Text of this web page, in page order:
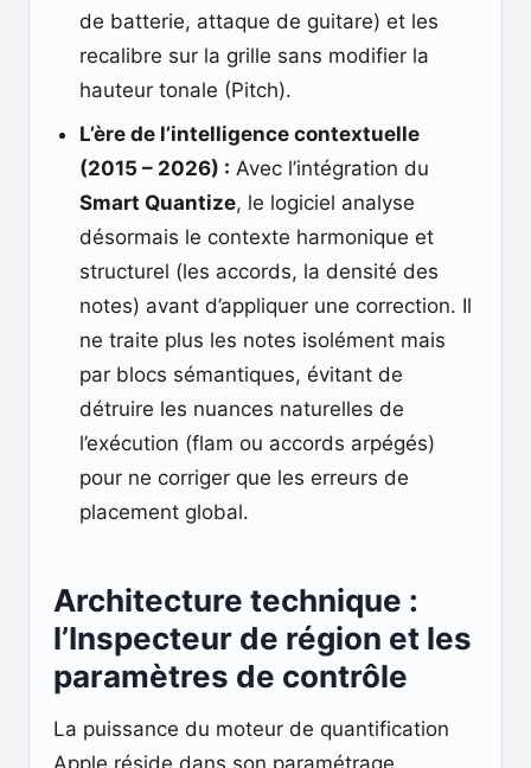
de batterie, attaque de guitare) et les
recalibre sur la grille sans modifier la
hauteur tonale (Pitch).
L’ère de l’intelligence contextuelle
(2015 – 2026) : Avec l’intégration du
Smart Quantize, le logiciel analyse
désormais le contexte harmonique et
structurel (les accords, la densité des
notes) avant d’appliquer une correction. Il
ne traite plus les notes isolément mais
par blocs sémantiques, évitant de
détruire les nuances naturelles de
l’exécution (flam ou accords arpégés)
pour ne corriger que les erreurs de
placement global.
Architecture technique :
l’Inspecteur de région et les
paramètres de contrôle
La puissance du moteur de quantification
Apple réside dans son paramétrage